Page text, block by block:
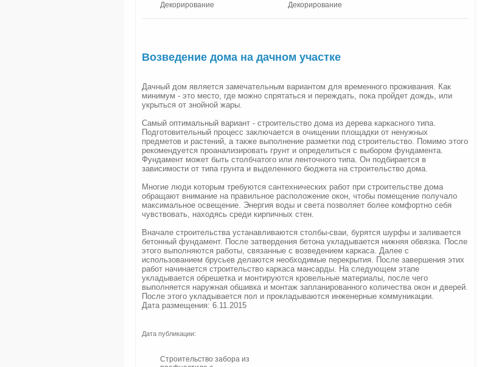
Декорирование
Декорирование
Возведение дома на дачном участке
Дачный дом является замечательным вариантом для временного проживания. Как
минимум - это место, где можно спрятаться и переждать, пока пройдет дождь, или
укрыться от знойной жары.
Самый оптимальный вариант - строительство дома из дерева каркасного типа.
Подготовительный процесс заключается в очищении площадки от ненужных
предметов и растений, а также выполнение разметки под строительство. Помимо этого
рекомендуется проанализировать грунт и определиться с выбором фундамента.
Фундамент может быть столбчатого или ленточного типа. Он подбирается в
зависимости от типа грунта и выделенного бюджета на строительство дома.
Многие люди которым требуются сантехнических работ при строительстве дома
обращают внимание на правильное расположение окон, чтобы помещение получало
максимальное освещение. Энергия воды и света позволяет более комфортно себя
чувствовать, находясь среди кирпичных стен.
Вначале строительства устанавливаются столбы-сваи, бурятся шурфы и заливается
бетонный фундамент. После затвердения бетона укладывается нижняя обвязка. После
этого выполняются работы, связанные с возведением каркаса. Далее с
использованием брусьев делаются необходимые перекрытия. После завершения этих
работ начинается строительство каркаса мансарды. На следующем этапе
укладывается обрешетка и монтируются кровельные материалы, после чего
выполняется наружная обшивка и монтаж запланированного количества окон и дверей.
После этого укладывается пол и прокладываются инженерные коммуникации.
Дата размещения: 6.11.2015
Дата публикации:
Строительство забора из